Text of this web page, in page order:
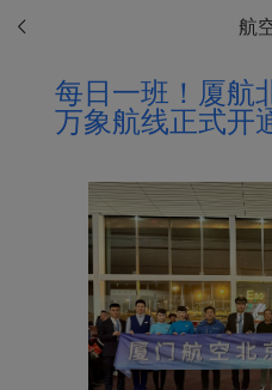
航
每日一班！厦
万象航线正式开